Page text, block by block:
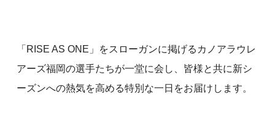
「RISE AS ONE」をスローガンに掲げるカノアラウレ
アーズ福岡の選手たちが一堂に会し、皆様と共に新シ
ーズンへの熱気を高める特別な一日をお届けします。